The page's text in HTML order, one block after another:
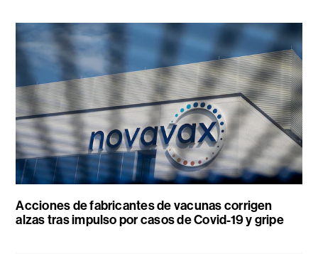
Acciones de fabricantes de vacunas corrigen
alzas tras impulso por casos de Covid-19 y gripe